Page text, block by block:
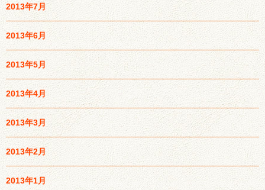
2013年7月
2013年6月
2013年5月
2013年4月
2013年3月
2013年2月
2013年1月